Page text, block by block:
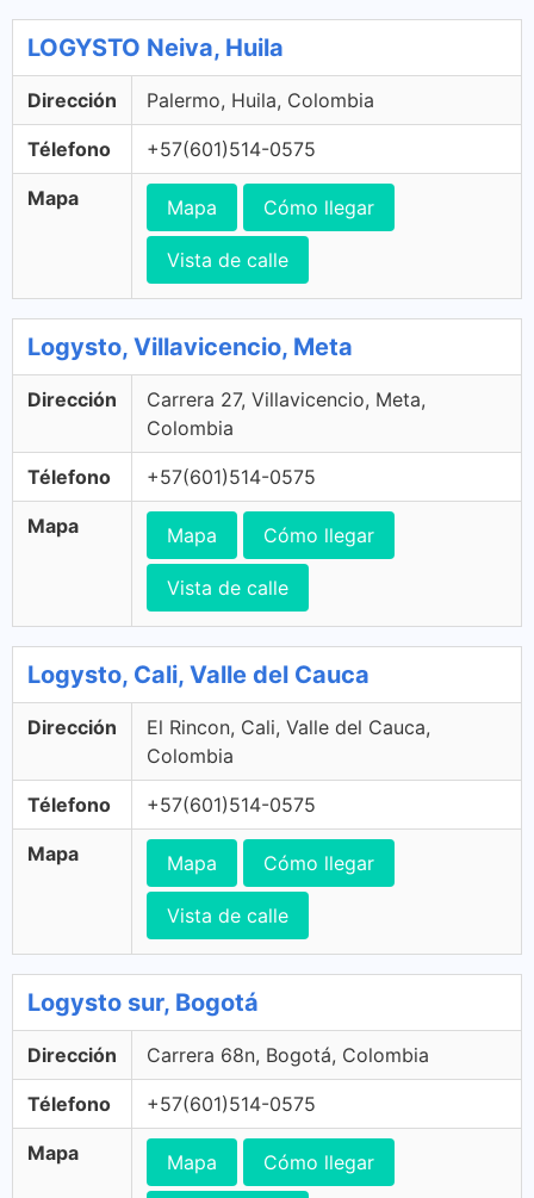
LOGYSTO Neiva, Huila
Dirección Palermo, Huila, Colombia
Télefono +57(601)514-0575
Mapa Mapa Cómo llegar
Vista de calle
Logysto, Villavicencio, Meta
Dirección
Carrera 27, Villavicencio, Meta,
Colombia
Télefono +57(601)514-0575
Mapa Mapa Cómo llegar
Vista de calle
Logysto, Cali, Valle del Cauca
Dirección
El Rincon, Cali, Valle del Cauca,
Colombia
Télefono +57(601)514-0575
Mapa Mapa Cómo llegar
Vista de calle
Logysto sur, Bogotá
Dirección Carrera 68n, Bogotá, Colombia
Télefono +57(601)514-0575
Mapa Mapa Cómo llegar